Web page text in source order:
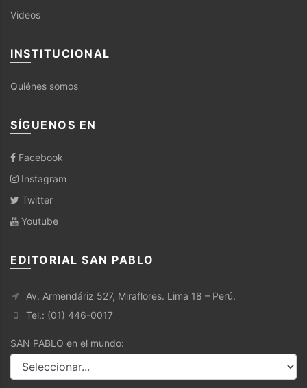
Videos
INSTITUCIONAL
Quiénes somos
SÍGUENOS EN
Facebook
Instagram
Twitter
Youtube
EDITORIAL SAN PABLO
Av. Armendáriz 527, Miraflores. Lima 18 – Perú.
Tel.: (01) 446-0017
SAN PABLO en el mundo: